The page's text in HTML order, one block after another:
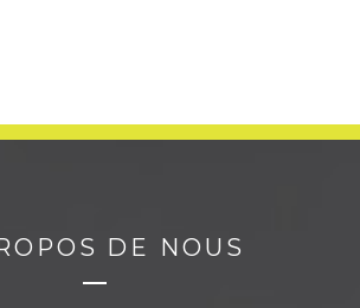
DE NOUS